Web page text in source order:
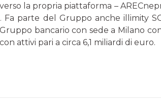
la propria piattaforma –
Fa parte del Gruppo anche illimity
bancario con sede a Milano
attivi pari a circa 6,1 miliardi di euro.